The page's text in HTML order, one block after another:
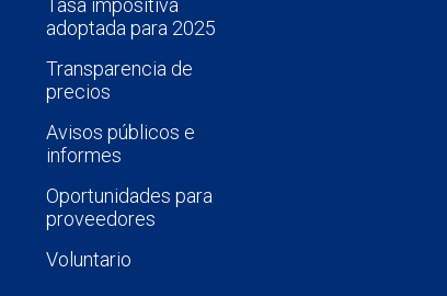
Tasa impositiva
adoptada para 2025
Transparencia de
precios
Avisos públicos e
informes
Oportunidades para
proveedores
Voluntario